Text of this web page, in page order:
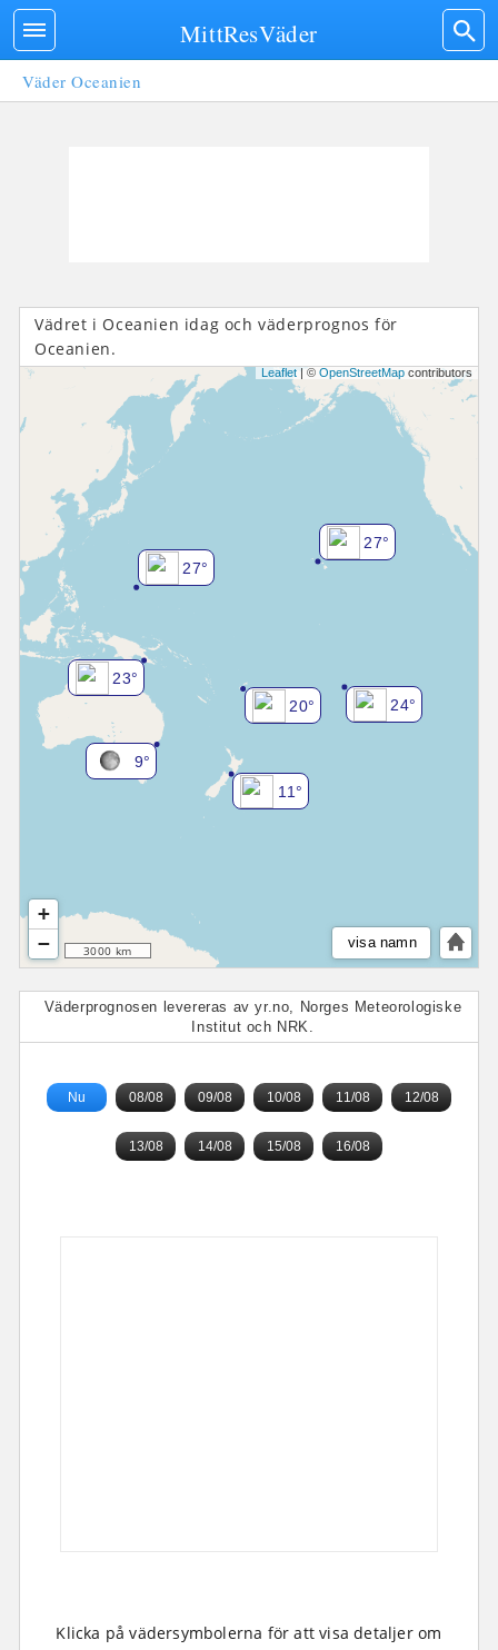
Väder Oceanien
Vädret i Oceanien idag och väderprognos för
Oceanien.
9°
11°
23°
20°
27°
24°
27°
+
−
3000 km
Leaflet | © OpenStreetMap contributors
visa namn
Väderprognosen levereras av yr.no, Norges Meteorologiske
Institut och NRK.
Nu 08/08 09/08 10/08 11/08 12/08
13/08 14/08 15/08 16/08
Klicka på vädersymbolerna för att visa detaljer om
MittResVäder